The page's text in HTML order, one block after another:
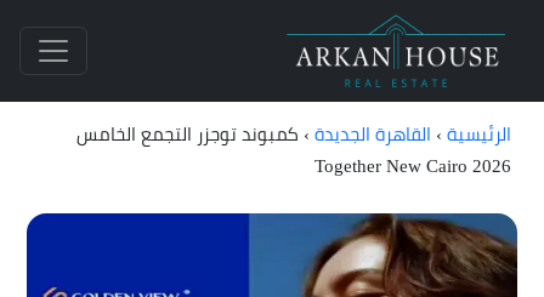
الرئيسية › القاهرة الجديدة › كمبوند توجزر التجمع الخامس
Together New Cairo 2026